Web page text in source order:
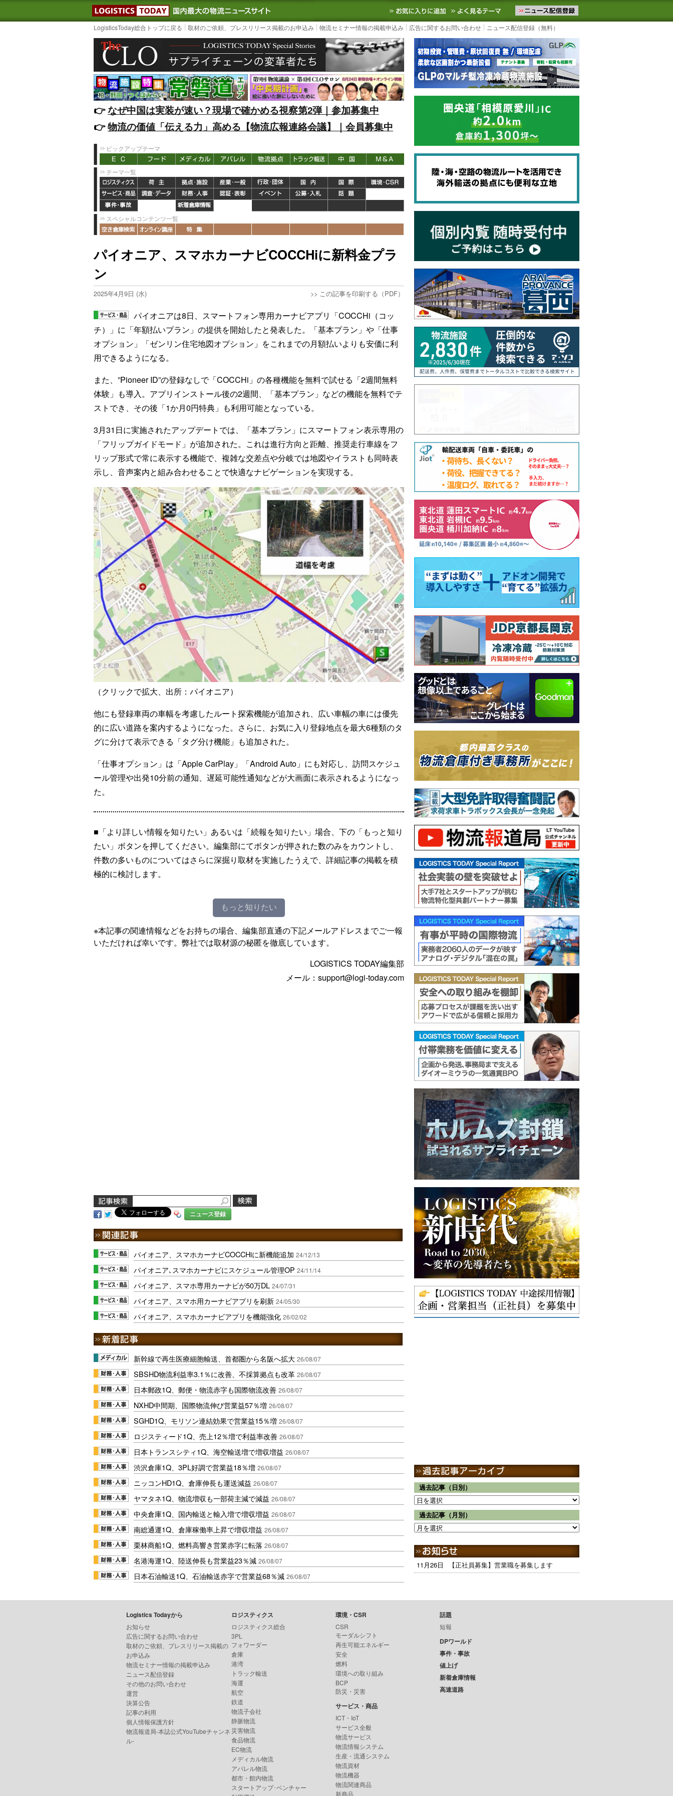
LOGISTICS TODAY｜国内最大の物流ニュースサイト3PL, SCMなど国内外の最新の物流ニュースをお届けします。物流ニュースメール配信を登録す
お気に入りに追加 よく見るテーマ
LogisticsToday総合トップに戻る 取材のご依頼、プレスリリース掲載のお申込み 物流セミナー情報の掲載申込み 広告に関するお問い合わせ ニュース配信登録（無料）
👉️なぜ中国は実装が速い？現場で確かめる視察第2弾｜参加募集中
👉️物流の価値「伝える力」高める【物流広報連絡会議】｜会員募集中
ピックアップテーマ
テーマ一覧
スペシャルコンテンツ一覧
パイオニア、スマホカーナビCOCCHiに新料金プラ
ン
2025年4月9日 (水) >> この記事を印刷する（PDF）
パイオニアは8日、スマートフォン専用カーナビアプリ「COCCHi（コッ
チ）」に「年額払いプラン」の提供を開始したと発表した。「基本プラン」や「仕事
オプション」「ゼンリン住宅地図オプション」をこれまでの月額払いよりも安価に利
用できるようになる。
また、”Pioneer ID”の登録なしで「COCCHi」の各種機能を無料で試せる「2週間無料
体験」も導入。アプリインストール後の2週間、「基本プラン」などの機能を無料でテ
ストでき、その後「1か月0円特典」も利用可能となっている。
3月31日に実施されたアップデートでは、「基本プラン」にスマートフォン表示専用の
「フリップガイドモード」が追加された。これは進行方向と距離、推奨走行車線をフ
リップ形式で常に表示する機能で、複雑な交差点や分岐では地図やイラストも同時表
示し、音声案内と組み合わせることで快適なナビゲーションを実現する。
（クリックで拡大、出所：パイオニア）
他にも登録車両の車幅を考慮したルート探索機能が追加され、広い車幅の車には優先
的に広い道路を案内するようになった。さらに、お気に入り登録地点を最大6種類のタ
グに分けて表示できる「タグ分け機能」も追加された。
「仕事オプション」は「Apple CarPlay」「Android Auto」にも対応し、訪問スケジュ
ール管理や出発10分前の通知、遅延可能性通知などが大画面に表示されるようになっ
た。
■「より詳しい情報を知りたい」あるいは「続報を知りたい」場合、下の「もっと知り
たい」ボタンを押してください。編集部にてボタンが押された数のみをカウントし、
件数の多いものについてはさらに深掘り取材を実施したうえで、詳細記事の掲載を積
極的に検討します。
もっと知りたい
※本記事の関連情報などをお持ちの場合、編集部直通の下記メールアドレスまでご一報
いただければ幸いです。弊社では取材源の秘匿を徹底しています。
LOGISTICS TODAY編集部
メール：support@logi-today.com
ニュース登録
パイオニア、スマホカーナビCOCCHiに新機能追加 24/12/13
パイオニア､スマホカーナビにスケジュール管理OP 24/11/14
パイオニア、スマホ専用カーナビが50万DL 24/07/31
パイオニア、スマホ用カーナビアプリを刷新 24/05/30
パイオニア、スマホカーナビアプリを機能強化 26/02/02
新幹線で再生医療細胞輸送、首都圏から名阪へ拡大 26/08/07
SBSHD物流利益率3.1％に改善、不採算拠点も改革 26/08/07
日本郵政1Q、郵便・物流赤字も国際物流改善 26/08/07
NXHD中間期、国際物流伸び営業益57％増 26/08/07
SGHD1Q、モリソン連結効果で営業益15％増 26/08/07
ロジスティード1Q、売上12％増で利益率改善 26/08/07
日本トランスシティ1Q、海空輸送増で増収増益 26/08/07
渋沢倉庫1Q、3PL好調で営業益18％増 26/08/07
ニッコンHD1Q、倉庫伸長も運送減益 26/08/07
ヤマタネ1Q、物流増収も一部荷主減で減益 26/08/07
中央倉庫1Q、国内輸送と輸入増で増収増益 26/08/07
南総通運1Q、倉庫稼働率上昇で増収増益 26/08/07
栗林商船1Q、燃料高響き営業赤字に転落 26/08/07
名港海運1Q、陸送伸長も営業益23％減 26/08/07
日本石油輸送1Q、石油輸送赤字で営業益68％減 26/08/07
過去記事（日別）
過去記事（月別）
11月26日 【正社員募集】営業職を募集します
Logistics Todayから
お知らせ
広告に関するお問い合わせ
取材のご依頼、プレスリリース掲載の
お申込み
物流セミナー情報の掲載申込み
ニュース配信登録
その他のお問い合わせ
運営
決算公告
記事の利用
個人情報保護方針
物流報道局-本誌公式YouTubeチャンネ
ル-
ロジスティクス
ロジスティクス総合
3PL
フォワーダー
倉庫
港湾
トラック輸送
海運
航空
鉄道
物流子会社
静脈物流
災害物流
食品物流
EC物流
メディカル物流
アパレル物流
都市・館内物流
スタートアップ･ベンチャー
環境・CSR
CSR
モーダルシフト
再生可能エネルギー
安全
燃料
環境への取り組み
BCP
防災・災害
サービス・商品
ICT・IoT
サービス全般
物流サービス
物流情報システム
生産・流通システム
物流資材
物流機器
物流関連商品
新商品
話題
短報
DPワールド
事件・事故
値上げ
新着倉庫情報
高速道路